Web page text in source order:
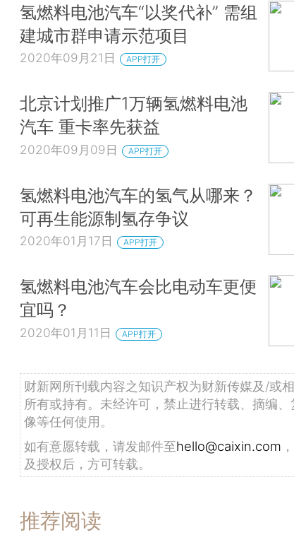
氢燃料电池汽车“以奖代补” 需组
建城市群申请示范项目
2020年09月21日 APP打开
北京计划推广1万辆氢燃料电池
汽车 重卡率先获益
2020年09月09日 APP打开
氢燃料电池汽车的氢气从哪来？
可再生能源制氢存争议
2020年01月17日 APP打开
氢燃料电池汽车会比电动车更便
宜吗？
2020年01月11日 APP打开
财新网所刊载内容之知识产权为财新传媒及/或
所有或持有。未经许可，禁止进行转载、摘编
像等任何使用。
如有意愿转载，请发邮件至hello@caixin.com
及授权后，方可转载。
推荐阅读